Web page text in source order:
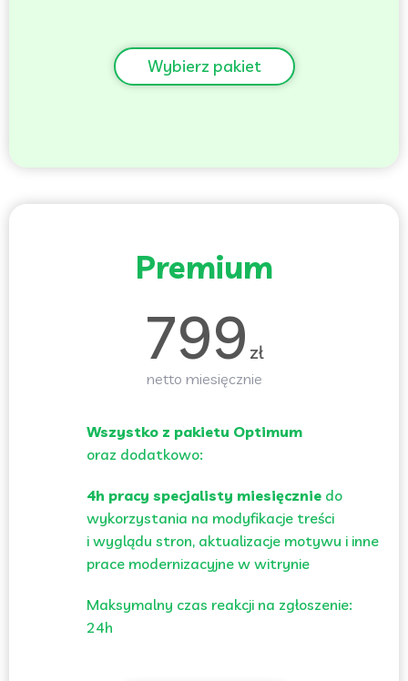
Wybierz pakiet
Premium
799 zł
netto miesięcznie
Wszystko z pakietu Optimum
oraz dodatkowo:
4h pracy specjalisty miesięcznie do
wykorzystania na modyfikacje treści
i wyglądu stron, aktualizacje motywu i inne
prace modernizacyjne w witrynie
Maksymalny czas reakcji na zgłoszenie:
24h